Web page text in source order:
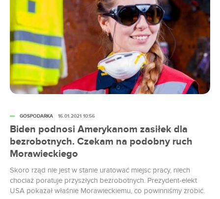
Biden podnosi Amerykanom zasiłek dla
bezrobotnych. Czekam na podobny ruch
Morawieckiego
Skoro rząd nie jest w stanie uratować miejsc pracy, niech
chociaż poratuje przyszłych bezrobotnych. Prezydent-elekt
USA pokazał właśnie Morawieckiemu, co powinniśmy zrobić.
GOSPODARKA 16.01.2021 10:56